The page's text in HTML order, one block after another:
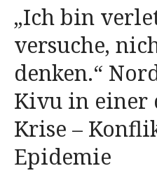
„Ich bin
versuche,
denken.“
Kivu in einer
Krise –
Epidemie